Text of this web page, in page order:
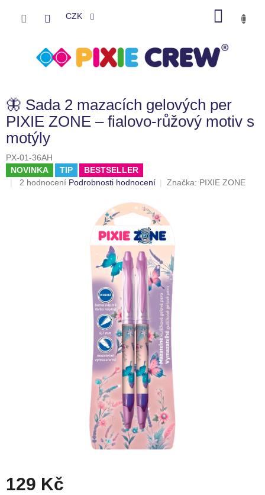
CZK
🦋 Sada 2 mazacích gelových per
PIXIE ZONE – fialovo-růžový motiv s
motýly
PX-01-36AH
NOVINKA
TIP
BESTSELLER
Průměrné
2 hodnocení Podrobnosti hodnocení Značka: PIXIE ZONE
129 Kč